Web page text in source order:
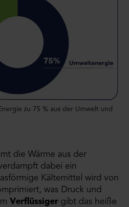
zu 75 % aus der Umwelt und
die Wärme aus der
dabei ein
Kältemittel wird von
was Druck und
Verflüssiger gibt das heiße